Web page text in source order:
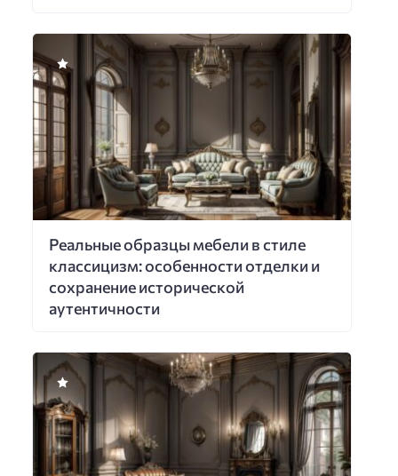
Реальные образцы мебели в стиле
классицизм: особенности отделки и
сохранение исторической
аутентичности